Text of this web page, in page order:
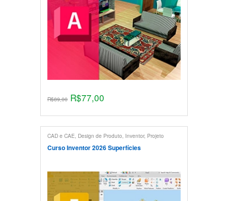
R$89,00 R$77,00
CAD e CAE, Design de Produto, Inventor, Projeto
Curso Inventor 2026 Superfícies